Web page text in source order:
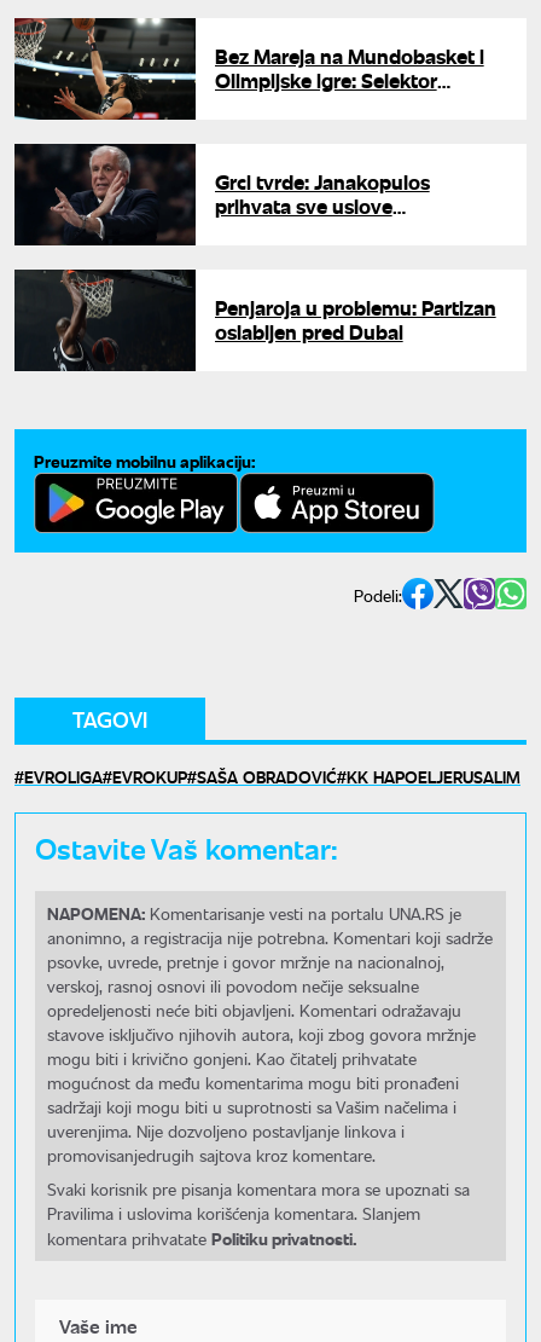
Bez Mareja na Mundobasket i
Olimpijske igre: Selektor
Grci tvrde: Janakopulos
prihvata sve uslove
Penjaroja u problemu: Partizan
oslabljen pred Dubai
Preuzmite mobilnu aplikaciju:
Podeli:
TAGOVI
EVROLIGA EVROKUP SAŠA OBRADOVIĆ KK HAPOELJERUSALIM
Ostavite Vaš komentar:
NAPOMENA: Komentarisanje vesti na portalu UNA.RS je
anonimno, a registracija nije potrebna. Komentari koji sadrže
psovke, uvrede, pretnje i govor mržnje na nacionalnoj,
verskoj, rasnoj osnovi ili povodom nečije seksualne
opredeljenosti neće biti objavljeni. Komentari odražavaju
stavove isključivo njihovih autora, koji zbog govora mržnje
mogu biti i krivično gonjeni. Kao čitatelj prihvatate
mogućnost da među komentarima mogu biti pronađeni
sadržaji koji mogu biti u suprotnosti sa Vašim načelima i
uverenjima. Nije dozvoljeno postavljanje linkova i
promovisanjedrugih sajtova kroz komentare.
Svaki korisnik pre pisanja komentara mora se upoznati sa
Pravilima i uslovima korišćenja komentara. Slanjem
komentara prihvatate Politiku privatnosti.